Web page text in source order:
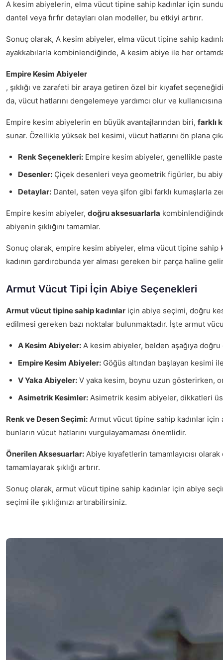
A kesim abiyelerin, elma vücut tipine sahip kadınlar için
dantel veya fırfır detayları olan modeller, bu etkiyi artırır.
Sonuç olarak, A kesim abiyeler, elma vücut tipine sahip
ayakkabılarla kombinlendiğinde, A kesim abiye ile her
Empire Kesim Abiyeler
, şıklığı ve zarafeti bir araya getiren özel bir kıyafet
da, vücut hatlarını dengelemeye yardımcı olur ve
Empire kesim abiyelerin en büyük avantajlarından biri, farklı
sunar. Özellikle yüksek bel kesimi, vücut hatlarını ön plana
Renk Seçenekleri: Empire kesim abiyeler, genellikle
Desenler: Çiçek desenleri veya geometrik figürler, bu
Detaylar: Dantel, saten veya şifon gibi farklı kumaşlarla
Empire kesim abiyeler, doğru aksesuarlarla
abiyenin şıklığını tamamlar.
Sonuç olarak, empire kesim abiyeler, elma vücut tipine sahip
kadının gardırobunda yer alması gereken bir parça haline
Armut Vücut Tipi İçin Abiye Seçenekleri
Armut vücut tipine sahip kadınlar için abiye seçimi, doğru
edilmesi gereken bazı noktalar bulunmaktadır. İşte armut
A Kesim Abiyeler: A kesim abiyeler, belden aşağıya
Empire Kesim Abiyeler: Göğüs altından başlayan kesimi
V Yaka Abiyeler: V yaka kesim, boynu uzun gösterirken,
Asimetrik Kesimler: Asimetrik kesim abiyeler, dikkatleri üst
Renk ve Desen Seçimi: Armut vücut tipine sahip kadınlar
bunların vücut hatlarını vurgulayamaması önemlidir.
Önerilen Aksesuarlar: Abiye kıyafetlerin tamamlayıcısı
tamamlayarak şıklığı artırır.
Sonuç olarak, armut vücut tipine sahip kadınlar için abiye
seçimi ile şıklığınızı artırabilirsiniz.